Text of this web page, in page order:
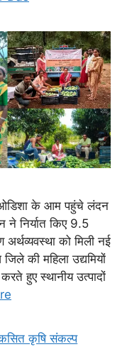
ओडिशा के आम पहुंचे लंदन
ने निर्यात किए 9.5
अर्थव्यवस्था को मिली नई
की महिला उद्यमियों
हुए स्थानीय उत्पादों
कृषि संकल्प